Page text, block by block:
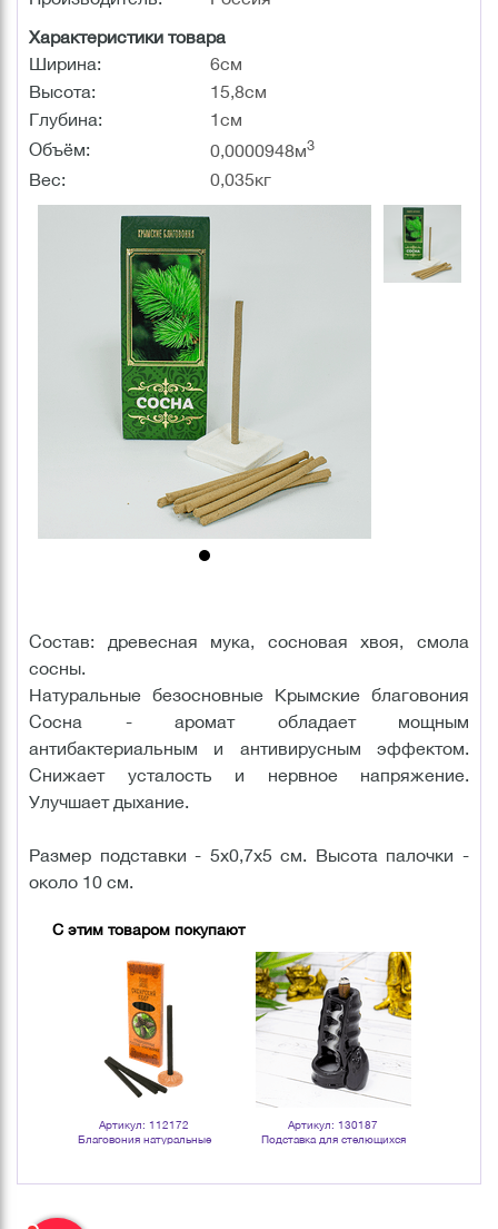
Характеристики товара
Ширина:
6см
Высота:
15,8см
Глубина:
1см
Объём:
0,0000948м3
Вес: 0,035кг
Состав: древесная мука, сосновая хвоя, смола
сосны.
Натуральные безосновные Крымские благовония
Сосна - аромат обладает мощным
антибактериальным и антивирусным эффектом.
Снижает усталость и нервное напряжение.
Улучшает дыхание.
Размер подставки - 5х0,7х5 см. Высота палочки -
около 10 см.
С этим товаром покупают
Артикул: 112172
Благовония натуральные
Артикул: 130187
Подставка для стелющихся